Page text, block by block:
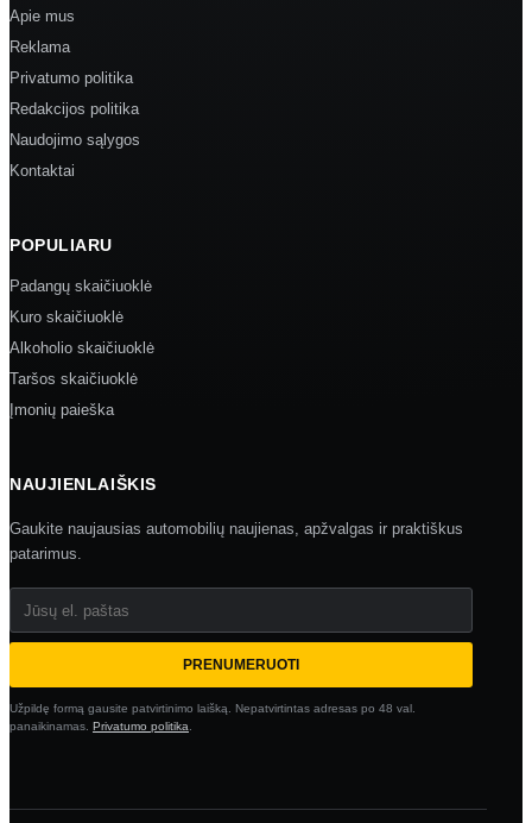
Apie mus
Reklama
Privatumo politika
Redakcijos politika
Naudojimo sąlygos
Kontaktai
POPULIARU
Padangų skaičiuoklė
Kuro skaičiuoklė
Alkoholio skaičiuoklė
Taršos skaičiuoklė
Įmonių paieška
NAUJIENLAIŠKIS
Gaukite naujausias automobilių naujienas, apžvalgas ir praktiškus
patarimus.
Jūsų el. paštas
PRENUMERUOTI
Užpildę formą gausite patvirtinimo laišką. Nepatvirtintas adresas po 48 val.
panaikinamas. Privatumo politika.